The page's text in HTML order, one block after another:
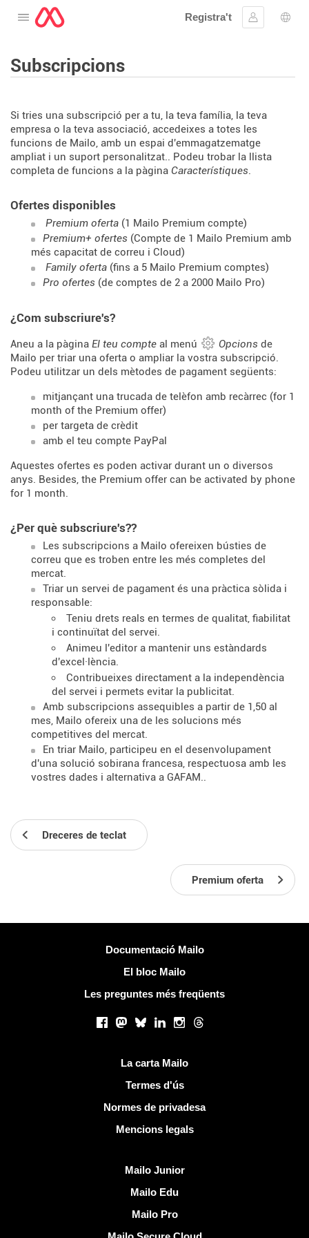
Obre el menú
Registra't
Inicia la
Subscripcions
Si tries una subscripció per a tu, la teva família, la teva
empresa o la teva associació, accedeixes a totes les
funcions de Mailo, amb un espai d'emmagatzematge
ampliat i un suport personalitzat.. Podeu trobar la llista
completa de funcions a la pàgina Característiques.
Ofertes disponibles
Premium oferta (1 Mailo Premium compte)
Premium+ ofertes (Compte de 1 Mailo Premium amb
més capacitat de correu i Cloud)
Family oferta (fins a 5 Mailo Premium comptes)
Pro ofertes (de comptes de 2 a 2000 Mailo Pro)
¿Com subscriure's?
Aneu a la pàgina El teu compte al menú Opcions de
Mailo per triar una oferta o ampliar la vostra subscripció.
Podeu utilitzar un dels mètodes de pagament següents:
mitjançant una trucada de telèfon amb recàrrec (for 1
month of the Premium offer)
per targeta de crèdit
amb el teu compte PayPal
Aquestes ofertes es poden activar durant un o diversos
anys. Besides, the Premium offer can be activated by phone
for 1 month.
¿Per què subscriure's??
Les subscripcions a Mailo ofereixen bústies de
correu que es troben entre les més completes del
mercat.
Triar un servei de pagament és una pràctica sòlida i
responsable:
Teniu drets reals en termes de qualitat, fiabilitat
i continuïtat del servei.
Animeu l'editor a mantenir uns estàndards
d'excel·lència.
Contribueixes directament a la independència
del servei i permets evitar la publicitat.
Amb subscripcions assequibles a partir de 1,50 al
mes, Mailo ofereix una de les solucions més
competitives del mercat.
En triar Mailo, participeu en el desenvolupament
d'una solució sobirana francesa, respectuosa amb les
vostres dades i alternativa a GAFAM..
Dreceres de teclat
Premium oferta
Documentació Mailo
El bloc Mailo
Les preguntes més freqüents
Facebook
Mastodon
BlueskyLinkedInInstagram
Threads
La carta Mailo
Termes d'ús
Normes de privadesa
Mencions legals
Mailo Junior
Mailo Edu
Mailo Pro